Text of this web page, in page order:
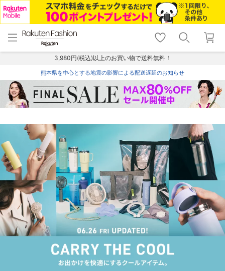
menu home
トップ
shopping_cart lock_outline
ログイン
3,980円(税込)以上のお買い物で送料無料！
熊本県を中心とする地震の影響による配送遅延のお知らせ